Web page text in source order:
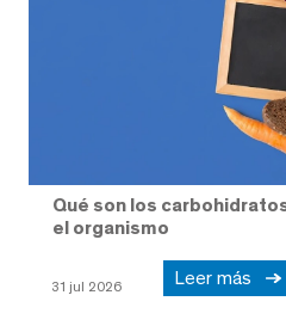
Qué son los
el organismo
31 jul 2026 Leer más